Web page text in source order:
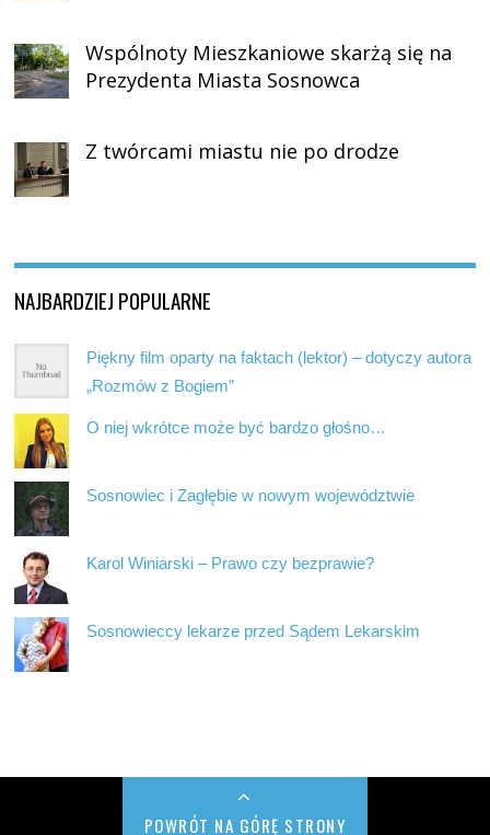
Wspólnoty Mieszkaniowe skarżą się na
Prezydenta Miasta Sosnowca
Z twórcami miastu nie po drodze
NAJBARDZIEJ POPULARNE
Piękny film oparty na faktach (lektor) – dotyczy autora
„Rozmów z Bogiem”
O niej wkrótce może być bardzo głośno…
Sosnowiec i Zagłębie w nowym województwie
Karol Winiarski – Prawo czy bezprawie?
Sosnowieccy lekarze przed Sądem Lekarskim
POWRÓT NA GÓRĘ STRONY